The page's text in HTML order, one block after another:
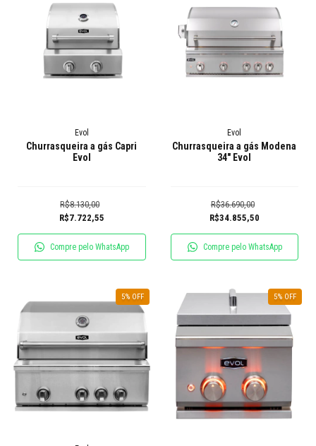
Evol
Churrasqueira a gás Capri
Evol
R$8.130,00
R$7.722,55
Compre pelo WhatsApp
Evol
Churrasqueira a gás Modena
34″ Evol
R$36.690,00
R$34.855,50
Compre pelo WhatsApp
5% OFF 5% OFF